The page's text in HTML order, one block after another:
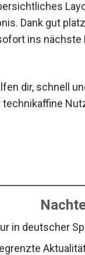
Dank gut
ins nächste
dir, schnell
in deutscher